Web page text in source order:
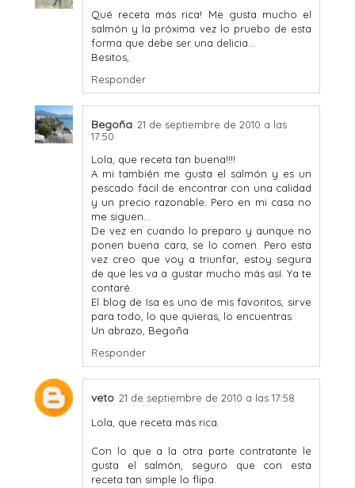
Qué receta más rica! Me gusta mucho el
salmón y la próxima vez lo pruebo de esta
forma que debe ser una delicia...
Besitos,
Responder
Begoña 21 de septiembre de 2010 a las
17:50
Lola, que receta tan buena!!!!
A mi también me gusta el salmón y es un
pescado fácil de encontrar con una calidad
y un precio razonable. Pero en mi casa no
me siguen...
De vez en cuando lo preparo y aunque no
ponen buena cara, se lo comen. Pero esta
vez creo que voy a triunfar, estoy segura
de que les va a gustar mucho más así. Ya te
contaré.
El blog de Isa es uno de mis favoritos, sirve
para todo, lo que quieras, lo encuentras.
Un abrazo, Begoña
Responder
veto 21 de septiembre de 2010 a las 17:58
Lola, que receta más rica.
Con lo que a la otra parte contratante le
gusta el salmón, seguro que con esta
receta tan simple lo flipa.